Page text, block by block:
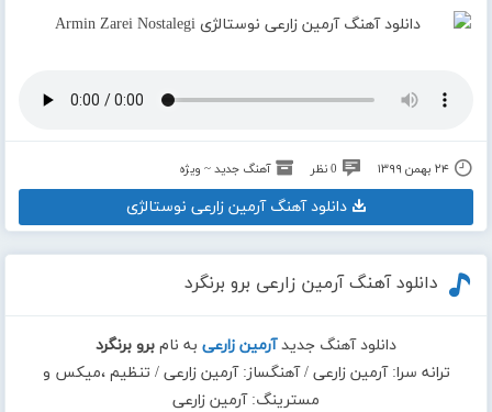
۲۴ بهمن ۱۳۹۹ 0 نظر آهنگ جدید ~ ویژه
دانلود آهنگ آرمین زارعی نوستالژی
دانلود آهنگ آرمین زارعی برو برنگرد
دانلود آهنگ جدیدآرمین زارعی به نام برو برنگرد
ترانه سرا: آرمین زارعی / آهنگساز: آرمین زارعی / تنظیم ،میکس و
مسترینگ: آرمین زارعی